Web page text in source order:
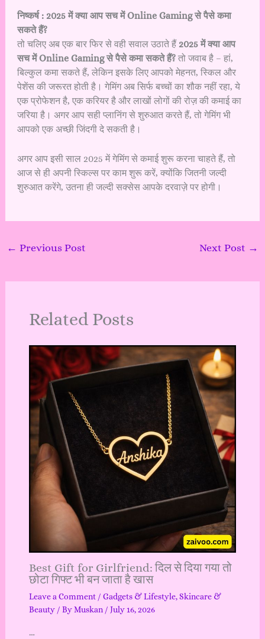
निष्कर्ष : 2025 में क्या आप सच में Online Gaming से पैसे कमा
सकते हैं?
तो चलिए अब एक बार फिर से वही सवाल उठाते हैं 2025 में क्या आप
सच में Online Gaming से पैसे कमा सकते हैं? तो जवाब है – हां,
बिल्कुल कमा सकते हैं, लेकिन इसके लिए आपको मेहनत, स्किल और
पेशेंस की जरूरत होती है। गेमिंग अब सिर्फ बच्चों का शौक नहीं रहा, ये
एक प्रोफेशन है, एक करियर है और लाखों लोगों की रोज़ की कमाई का
जरिया है। अगर आप सही प्लानिंग से शुरुआत करते हैं, तो गेमिंग भी
आपको एक अच्छी जिंदगी दे सकती है।
अगर आप इसी साल 2025 में गेमिंग से कमाई शुरू करना चाहते हैं, तो
आज से ही अपनी स्किल्स पर काम शुरू करें, क्योंकि जितनी जल्दी
शुरुआत करेंगे, उतना ही जल्दी सक्सेस आपके दरवाज़े पर होगी।
← Previous Post Next Post →
Related Posts
Best Gift for Girlfriend: दिल से दिया गया तो
छोटा गिफ्ट भी बन जाता है खास
Leave a Comment / Gadgets & Lifestyle,Skincare &
Beauty/ ByMuskan / July 16, 2026
…